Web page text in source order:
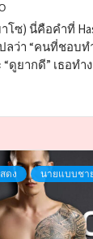
โซ) นี่คือคำที่
ลว่า “คนที่ชอบ
“ดูยากดี” เธอทำ
ดง นายแบบชา